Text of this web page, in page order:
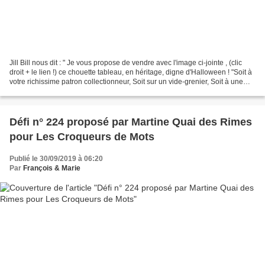
Jill Bill nous dit : " Je vous propose de vendre avec l'image ci-jointe , (clic
droit + le lien !) ce chouette tableau, en héritage, digne d'Halloween ! "Soit à
votre richissime patron collectionneur, Soit sur un vide-grenier, Soit à une
Défi n° 224 proposé par Martine Quai des Rimes
pour Les Croqueurs de Mots
Publié le 30/09/2019 à 06:20
Par François & Marie